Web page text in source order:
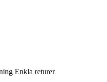
Enkla returer